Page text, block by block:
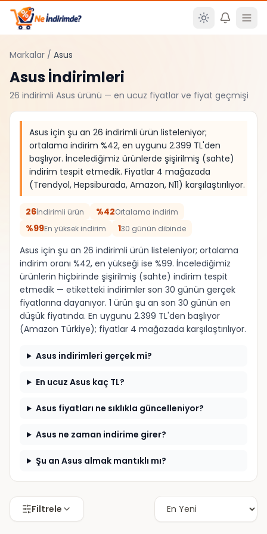
Ana içeriğe atla
Markalar / Asus
Asusİndirimleri
26 indirimli Asus ürünü — en ucuz fiyatlar ve fiyat geçmişi
Asus için şu an 26 indirimli ürün listeleniyor;
ortalama indirim %42, en uygunu 2.399 TL'den
başlıyor. İncelediğimiz ürünlerde şişirilmiş (sahte)
indirim tespit etmedik. Fiyatlar 4 mağazada
(Trendyol, Hepsiburada, Amazon, N11) karşılaştırılıyor.
26İndirimli ürün %42Ortalama indirim
%99En yüksek indirim 130 günün dibinde
Asus için şu an 26 indirimli ürün listeleniyor; ortalama
indirim oranı %42, en yükseği ise %99. İncelediğimiz
ürünlerin hiçbirinde şişirilmiş (sahte) indirim tespit
etmedik — etiketteki indirimler son 30 günün gerçek
fiyatlarına dayanıyor. 1 ürün şu an son 30 günün en
düşük fiyatında. En uygunu 2.399 TL'den başlıyor
(Amazon Türkiye); fiyatlar 4 mağazada karşılaştırılıyor.
Asus indirimleri gerçek mi?
En ucuz Asus kaç TL?
Asus fiyatları ne sıklıkla güncelleniyor?
Asus ne zaman indirime girer?
Şu an Asus almak mantıklı mı?
Filtrele